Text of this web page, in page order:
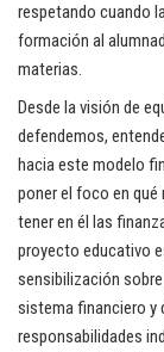
respetando cuando
formación al
materias.
Desde la visión de
defendemos,
hacia este modelo
poner el foco en qué
tener en él las
proyecto educativo
sensibilización
sistema financiero y
responsabilidades